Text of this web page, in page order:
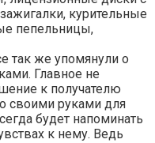
курительные
пепельницы,
так же упомянули о
Главное не
к получателю
своими руками для
будет напоминать
к нему. Ведь